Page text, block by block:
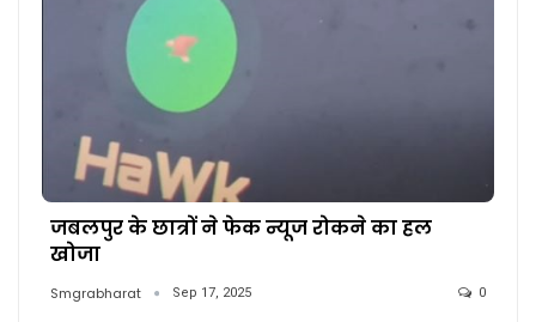
जबलपुर के छात्रों ने फेक न्यूज रोकने का हल
खोजा
Smgrabharat Sep 17, 2025 0